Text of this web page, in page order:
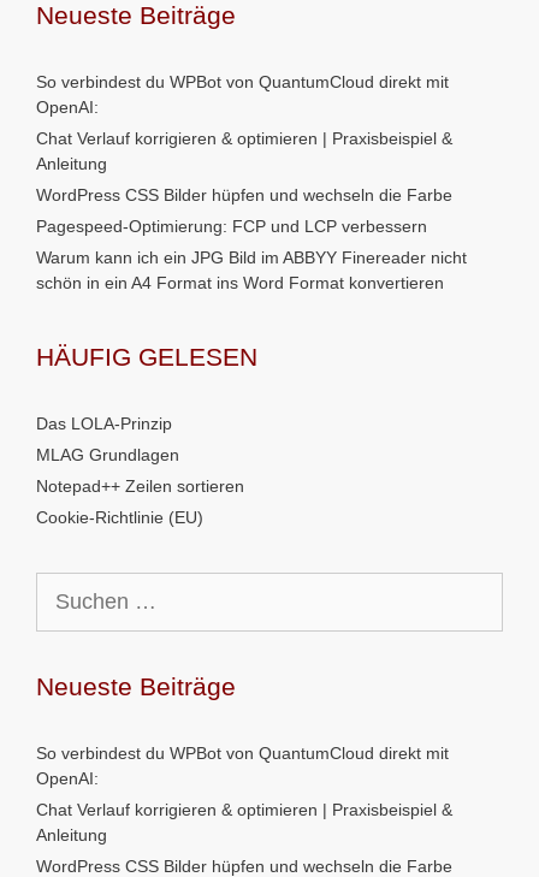
Neueste Beiträge
So verbindest du WPBot von QuantumCloud direkt mit
OpenAI:
Chat Verlauf korrigieren & optimieren | Praxisbeispiel &
Anleitung
WordPress CSS Bilder hüpfen und wechseln die Farbe
Pagespeed-Optimierung: FCP und LCP verbessern
Warum kann ich ein JPG Bild im ABBYY Finereader nicht
schön in ein A4 Format ins Word Format konvertieren
HÄUFIG GELESEN
Das LOLA-Prinzip
MLAG Grundlagen
Notepad++ Zeilen sortieren
Cookie-Richtlinie (EU)
nach:
Neueste Beiträge
So verbindest du WPBot von QuantumCloud direkt mit
OpenAI:
Chat Verlauf korrigieren & optimieren | Praxisbeispiel &
Anleitung
WordPress CSS Bilder hüpfen und wechseln die Farbe